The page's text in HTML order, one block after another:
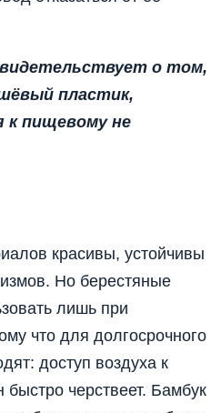
о том,
пластик,
к пищевому не
красивы, устойчивы
Но берестяные
лишь при
что для долгосрочного
доступ воздуха к
быстро черствеет. Бамбук